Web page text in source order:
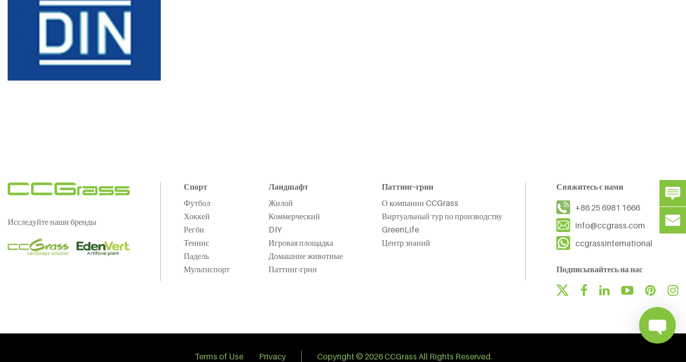
Исследуйте наши бренды
Спорт
Футбол
Хоккей
Регби
Теннис
Падель
Мультиспорт
Ландшафт
Жилой
Коммерческий
DIY
Игровая площадка
Домашние животные
Паттинг-грин
Паттинг-грин
О компании CCGrass
Виртуальный тур по производству
GreenLife
Центр знаний
Свяжитесь с нами
+86 25 6981 1666
info@ccgrass.com
ccgrassinternational
Подписывайтесь на нас
Terms of Use Privacy Copyright © 2026 CCGrass All Rights Reserved.